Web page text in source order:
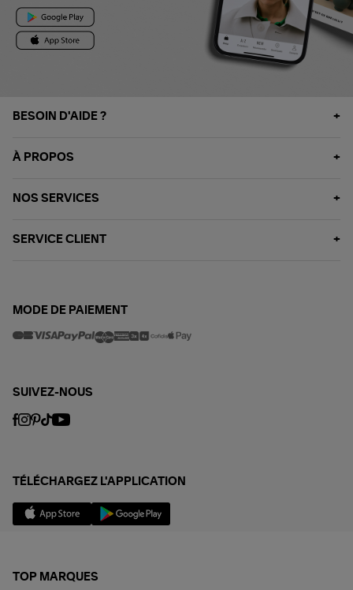
BESOIN D'AIDE ?
À PROPOS
NOS SERVICES
SERVICE CLIENT
MODE DE PAIEMENT
SUIVEZ-NOUS
TÉLÉCHARGEZ L'APPLICATION
TOP MARQUES